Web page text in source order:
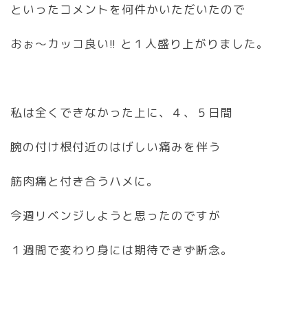
といったコメントを何件かいただいたので
おぉ〜カッコ良い!! と１人盛り上がりました。
私は全くできなかった上に、４、５日間
腕の付け根付近のはげしい痛みを伴う
筋肉痛と付き合うハメに。
今週リベンジしようと思ったのですが
１週間で変わり身には期待できず断念。